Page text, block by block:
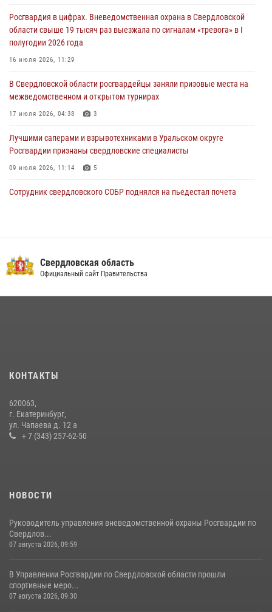
Росгвардия обеспечивает безопасность граждан на южном
направлении
31 июля 2026, 06:56
рассказал об итогах работы подразделения в эфире телекомпании
«Телекон»
30 июля 2026, 11:33 1
Росгвардия в цифрах. Вневедомственная охрана в Свердловской
области свыше 19 тысяч раз выезжала по сигналам «тревога» в I
полугодии 2026 года
16 июля 2026, 11:29
В Свердловской области росгвардейцы заняли призовые места на
межведомственном и открытом турнирах
17 июля 2026, 04:38 3
Лучшими саперами и взрывотехниками в Уральском округе
Росгвардии признаны свердловские специалисты
09 июля 2026, 11:14 5
Сотрудник свердловского СОБР поднялся на пьедестал почета
16 июля 2026, 13:07 4
14 июля 2026, 11:06
промышленной выставки «Иннопром-2026»
10 июля 2026, 12:35
Свердловская область
Официальный сайт Правительства
КОНТАКТЫ
620063,
г. Екатеринбург,
ул. Чапаева д. 12 а
+ 7 (343) 257-62-50
НОВОСТИ
Руководитель управления вневедомственной охраны Росгвардии по
Свердлов...
07 августа 2026, 09:59
В Управлении Росгвардии по Свердловской области прошли
спортивные меро...
07 августа 2026, 09:30